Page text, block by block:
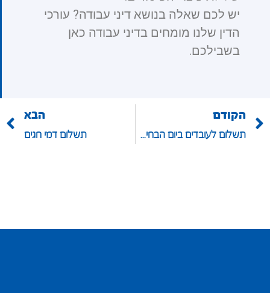
יש לכם שאלה בנושא דיני עבודה? עורכי
הדין שלנו מומחים בדיני עבודה כאן
בשבילכם.
הקודם
תשלום לעובדים ביום הבחירות
הבא
תשלום דמי חגים